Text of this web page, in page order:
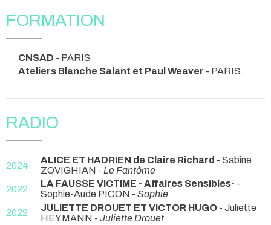
FORMATION
CNSAD - PARIS
Ateliers Blanche Salant et Paul Weaver - PARIS
RADIO
2024 ALICE ET HADRIEN de Claire Richard - Sabine
ZOVIGHIAN - Le Fantôme
2022
LA FAUSSE VICTIME - Affaires Sensibles- -
Sophie-Aude PICON - Sophie
2022
JULIETTE DROUET ET VICTOR HUGO - Juliette
HEYMANN - Juliette Drouet